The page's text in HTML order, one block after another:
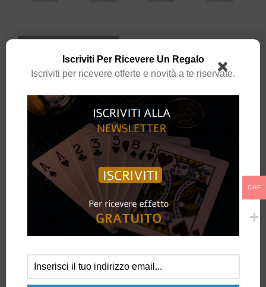
Spedizione gratuita per ordini superiori a 69.00
PALLONCINI
SEMPERTEX
DESCRIZIONE
CHF
Iscriviti Per Ricevere Un Regalo
Iscriviti per ricevere offerte e novità a te riservate.